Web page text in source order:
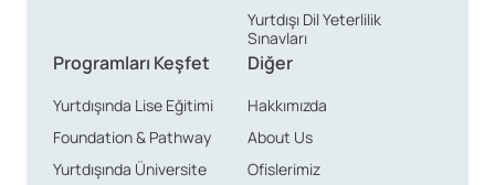
bütçe, konaklama, ulaşım, yeme-içme ve sosyal
etkinlikleri karşılamak için temel bir başlangıç
noktasıdır. Aile yanı konaklama, öğünleri de kapsayarak
yemek masraflarınızı düşürebilir. Toplu taşıma kartları,
öğrenci indirimleri, ekonomik market alışverişleri ve
uygun fiyatlı kafeler bütçenizi dengede tutmanıza
Yurtdışı Dil Yeterlilik
Sınavları
Programları Keşfet
Yurtdışında Lise Eğitimi
Foundation & Pathway
Yurtdışında Üniversite
Diğer
Hakkımızda
About Us
Ofislerimiz